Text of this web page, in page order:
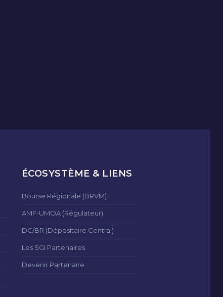
ÉCOSYSTÈME & LIENS
Bourse Régionale (BRVM)
AMF-UMOA (Régulateur)
DC/BR (Dépositaire Central)
Les SGI Partenaires
Devenir Partenaire